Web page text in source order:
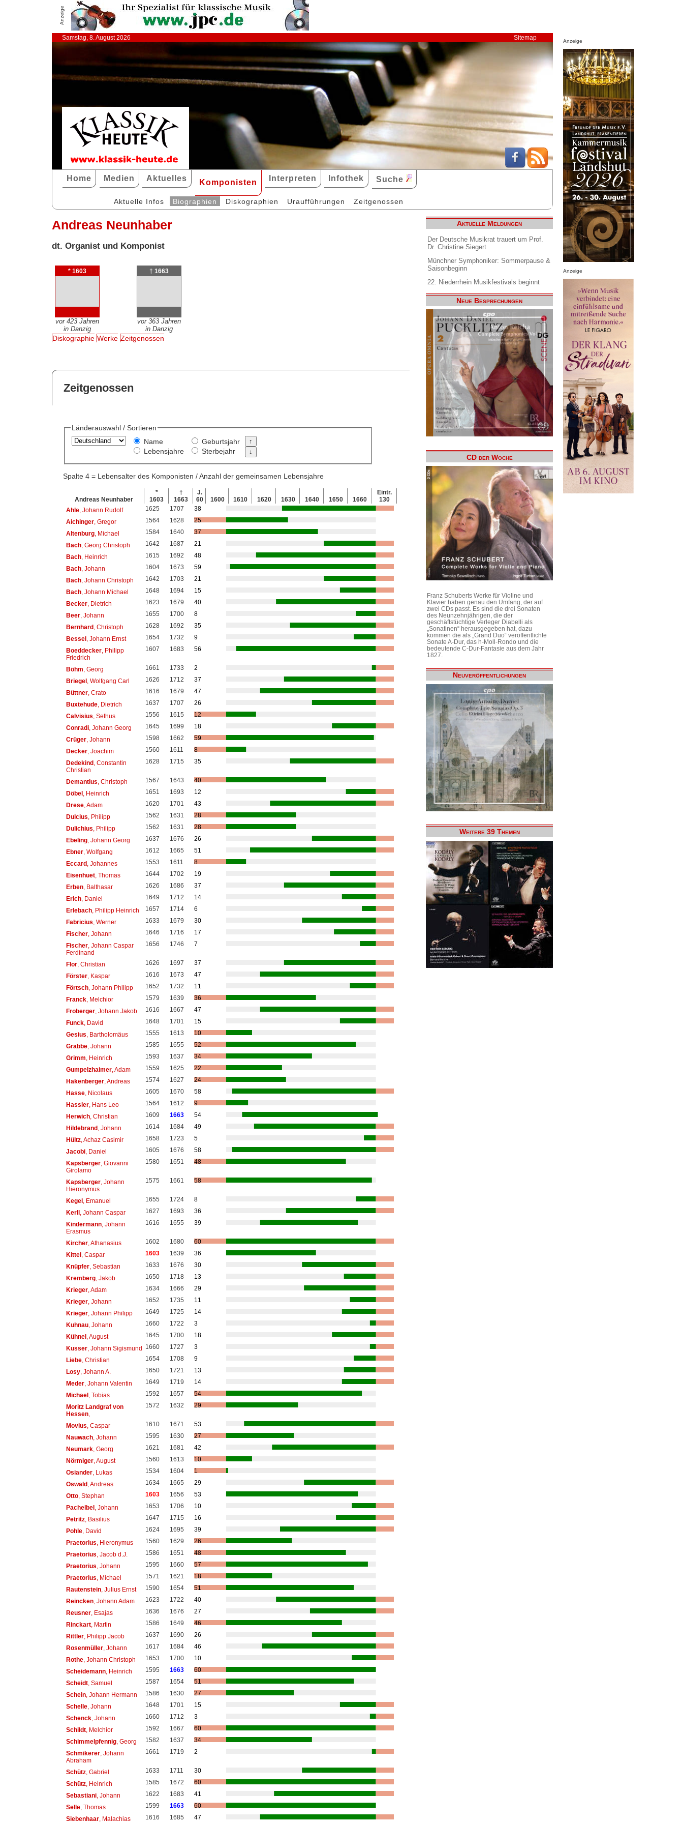
Anzeige
Samstag, 8. August 2026 Sitemap
Home Medien Aktuelles Komponisten Interpreten Infothek Suche
Aktuelle Infos Biographien Diskographien Uraufführungen Zeitgenossen
Andreas Neunhaber
dt. Organist und Komponist
* 1603
vor 423 Jahren
in Danzig
† 1663
vor 363 Jahren
in Danzig
Diskographie Werke Zeitgenossen
Zeitgenossen
Länderauswahl / Sortieren
Name
Lebensjahre
Geburtsjahr
Sterbejahr
Spalte 4 = Lebensalter des Komponisten / Anzahl der gemeinsamen Lebensjahre
Andreas Neunhaber
*
1603
†
1663
J.
60
1600 1610 1620 1630 1640 1650 1660
Eintr.
130
Ahle, Johann Rudolf 1625 1707
38
Aichinger, Gregor 1564 1628
25
Altenburg, Michael 1584 1640
37
Bach, Georg Christoph 1642 1687
21
Bach, Heinrich 1615 1692
48
Bach, Johann 1604 1673
59
Bach, Johann Christoph 1642 1703
21
Bach, Johann Michael 1648 1694
15
Becker, Dietrich 1623 1679
40
Beer, Johann 1655 1700
8
Bernhard, Christoph 1628 1692
35
Bessel, Johann Ernst 1654 1732
9
Boeddecker, Philipp
Friedrich
1607 1683 56
Böhm , Georg 1661 1733
2
Briegel, Wolfgang Carl 1626 1712
37
Büttner, Crato 1616 1679
47
Buxtehude, Dietrich 1637 1707
26
Calvisius , Sethus 1556 1615
12
Conradi, Johann Georg 1645 1699
18
Crüger, Johann 1598 1662
59
Decker, Joachim 1560 1611
8
Dedekind, Constantin
Christian
1628 1715 35
Demantius , Christoph 1567 1643
40
Döbel, Heinrich 1651 1693
12
Drese, Adam 1620 1701
43
Dulcius , Philipp 1562 1631
28
Dulichius , Philipp 1562 1631
28
Ebeling, Johann Georg 1637 1676
26
Ebner, Wolfgang 1612 1665
51
Eccard, Johannes 1553 1611
8
Eisenhuet, Thomas 1644 1702
19
Erben, Balthasar 1626 1686
37
Erich, Daniel 1649 1712
14
Erlebach, Philipp Heinrich 1657 1714
6
Fabricius , Werner 1633 1679
30
Fischer, Johann 1646 1716
17
Fischer, Johann Caspar
Ferdinand
1656 1746 7
Flor, Christian 1626 1697
37
Förster, Kaspar 1616 1673
47
Förtsch, Johann Philipp 1652 1732
11
Franck, Melchior 1579 1639
36
Froberger, Johann Jakob 1616 1667
47
Funck, David 1648 1701
15
Gesius , Bartholomäus 1555 1613
10
Grabbe, Johann 1585 1655
52
Grimm , Heinrich 1593 1637
34
Gumpelzhaimer, Adam 1559 1625
22
Hakenberger, Andreas 1574 1627
24
Hasse, Nicolaus 1605 1670
58
Hassler, Hans Leo 1564 1612
9
Herwich, Christian 1609 1663
54
Hildebrand, Johann 1614 1684
49
Hültz, Achaz Casimir 1658 1723
5
Jacobi, Daniel 1605 1676
58
Kapsberger, Giovanni
Girolamo
1580 1651 48
Kapsberger, Johann
Hieronymus
1575 1661 58
Kegel, Emanuel 1655 1724
8
Kerll, Johann Caspar 1627 1693
36
Kindermann, Johann
Erasmus
1616 1655 39
Kircher, Athanasius 1602 1680
60
Kittel, Caspar 1603 1639
36
Knüpfer, Sebastian 1633 1676
30
Kremberg, Jakob 1650 1718
13
Krieger, Adam 1634 1666
29
Krieger, Johann 1652 1735
11
Krieger, Johann Philipp 1649 1725
14
Kuhnau, Johann 1660 1722
3
Kühnel, August 1645 1700
18
Kusser, Johann Sigismund 1660 1727
3
Liebe, Christian 1654 1708
9
Losy, Johann A. 1650 1721
13
Meder, Johann Valentin 1649 1719
14
Michael, Tobias 1592 1657
54
Moritz Landgraf von
Hessen,
1572 1632 29
Movius , Caspar 1610 1671
53
Nauwach, Johann 1595 1630
27
Neumark, Georg 1621 1681
42
Nörmiger, August 1560 1613
10
Osiander, Lukas 1534 1604
1
Oswald, Andreas 1634 1665
29
Otto, Stephan 1603 1656
53
Pachelbel, Johann 1653 1706
10
Petritz, Basilius 1647 1715
16
Pohle, David 1624 1695
39
Praetorius , Hieronymus 1560 1629
26
Praetorius , Jacob d.J. 1586 1651
48
Praetorius , Johann 1595 1660
57
Praetorius , Michael 1571 1621
18
Rautenstein, Julius Ernst 1590 1654
51
Reincken, Johann Adam 1623 1722
40
Reusner, Esajas 1636 1676
27
Rinckart, Martin 1586 1649
46
Rittler, Philipp Jacob 1637 1690
26
Rosenmüller, Johann 1617 1684
46
Rothe, Johann Christoph 1653 1700
10
Scheidemann, Heinrich 1595 1663
60
Scheidt, Samuel 1587 1654
51
Schein, Johann Hermann 1586 1630
27
Schelle, Johann 1648 1701
15
Schenck, Johann 1660 1712
3
Schildt, Melchior 1592 1667
60
Schimmelpfennig, Georg 1582 1637
34
Schmikerer, Johann
Abraham
1661 1719 2
Schütz, Gabriel 1633 1711
30
Schütz, Heinrich 1585 1672
60
Sebastiani, Johann 1622 1683
41
Selle, Thomas 1599 1663
60
Siebenhaar, Malachias 1616 1685 47
Aktuelle Meldungen
Der Deutsche Musikrat trauert um Prof.
Dr. Christine Siegert
Münchner Symphoniker: Sommerpause &
Saisonbeginn
22. Niederrhein Musikfestivals beginnt
Neue Besprechungen
CD der Woche
Franz Schuberts Werke für Violine und
Klavier haben genau den Umfang, der auf
zwei CDs passt. Es sind die drei Sonaten
des Neunzehnjährigen, die der
geschäftstüchtige Verleger Diabelli als
„Sonatinen“ herausgegeben hat, dazu
kommen die als „Grand Duo“ veröffentlichte
Sonate A-Dur, das h-Moll-Rondo und die
bedeutende C-Dur-Fantasie aus dem Jahr
1827.
Neuveröffentlichungen
Weitere 39 Themen
Anzeige
Anzeige